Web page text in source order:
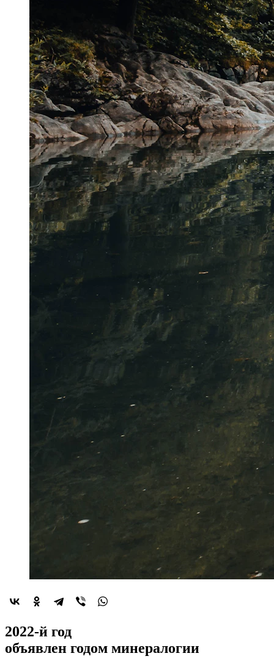
2022-й год
объявлен годом минералогии